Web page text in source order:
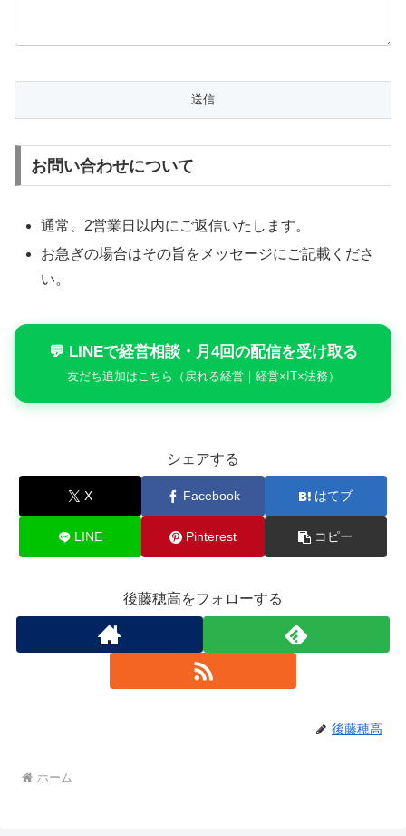
お問い合わせについて
通常、2営業日以内にご返信いたします。
お急ぎの場合はその旨をメッセージにご記載くださ
い。
💬 LINEで経営相談・月4回の配信を受け取る
友だち追加はこちら（戻れる経営｜経営×IT×法務）
シェアする
X Facebook はてブ
LINE Pinterest コピー
後藤穂高をフォローする
後藤穂高
ホーム